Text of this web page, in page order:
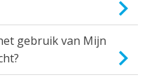
gebruik van Mijn